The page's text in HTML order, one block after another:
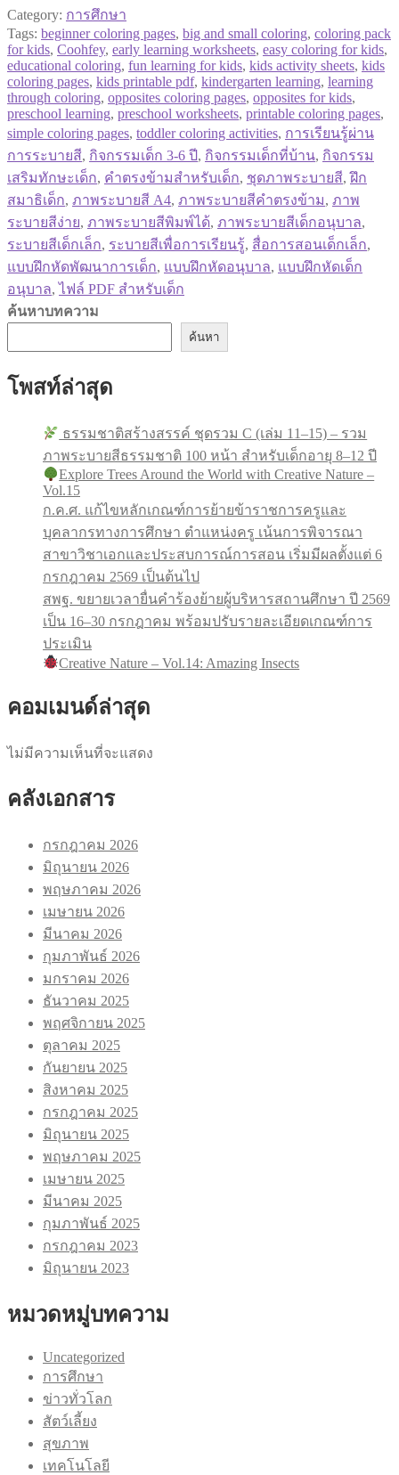
Category: การศึกษา
Tags: beginner coloring pages, big and small coloring, coloring pack
for kids, Coohfey, early learning worksheets, easy coloring for kids,
educational coloring, fun learning for kids, kids activity sheets, kids
coloring pages, kids printable pdf, kindergarten learning, learning
through coloring, opposites coloring pages, opposites for kids,
preschool learning, preschool worksheets, printable coloring pages,
simple coloring pages, toddler coloring activities, การเรียนรู้ผ่าน
การระบายสี, กิจกรรมเด็ก 3-6 ปี, กิจกรรมเด็กที่บ้าน, กิจกรรม
เสริมทักษะเด็ก, คำตรงข้ามสำหรับเด็ก, ชุดภาพระบายสี,ฝึก
สมาธิเด็ก, ภาพระบายสี A4, ภาพระบายสีคำตรงข้าม, ภาพ
ระบายสีง่าย, ภาพระบายสีพิมพ์ได้, ภาพระบายสีเด็กอนุบาล,
ระบายสีเด็กเล็ก, ระบายสีเพื่อการเรียนรู้, สื่อการสอนเด็กเล็ก,
แบบฝึกหัดพัฒนาการเด็ก, แบบฝึกหัดอนุบาล, แบบฝึกหัดเด็ก
อนุบาล,ไฟล์ PDF สำหรับเด็ก
ค้นหาบทความ
ค้นหา
โพสท์ล่าสุด
ธรรมชาติสร้างสรรค์ ชุดรวม C (เล่ม 11–15) – รวม
ภาพระบายสีธรรมชาติ 100 หน้า สำหรับเด็กอายุ 8–12 ปี
Explore Trees Around the World with Creative Nature –
Vol.15
ก.ค.ศ. แก้ไขหลักเกณฑ์การย้ายข้าราชการครูและ
บุคลากรทางการศึกษา ตำแหน่งครู เน้นการพิจารณา
สาขาวิชาเอกและประสบการณ์การสอน เริ่มมีผลตั้งแต่ 6
กรกฎาคม 2569 เป็นต้นไป
สพฐ. ขยายเวลายื่นคำร้องย้ายผู้บริหารสถานศึกษา ปี 2569
เป็น 16–30 กรกฎาคม พร้อมปรับรายละเอียดเกณฑ์การ
ประเมิน
Creative Nature – Vol.14: Amazing Insects
คอมเมนด์ล่าสุด
ไม่มีความเห็นที่จะแสดง
คลังเอกสาร
กรกฎาคม 2026
มิถุนายน 2026
พฤษภาคม 2026
เมษายน 2026
มีนาคม 2026
กุมภาพันธ์ 2026
มกราคม 2026
ธันวาคม 2025
พฤศจิกายน 2025
ตุลาคม 2025
กันยายน 2025
สิงหาคม 2025
กรกฎาคม 2025
มิถุนายน 2025
พฤษภาคม 2025
เมษายน 2025
มีนาคม 2025
กุมภาพันธ์ 2025
กรกฎาคม 2023
มิถุนายน 2023
หมวดหมู่บทความ
Uncategorized
การศึกษา
ข่าวทั่วโลก
สัตว์เลี้ยง
สุขภาพ
เทคโนโลยี